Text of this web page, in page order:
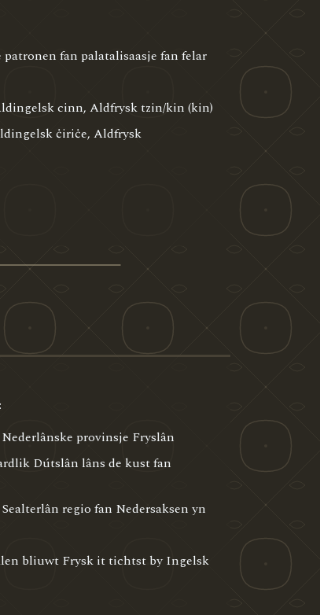
fan palatalisaasje fan felar
cinn, Aldfrysk tzin/kin (kin)
ċiriċe, Aldfrysk
provinsje Fryslân
Dútslân lâns de kust fan
regio fan Nedersaksen yn
bliuwt Frysk it tichtst by Ingelsk